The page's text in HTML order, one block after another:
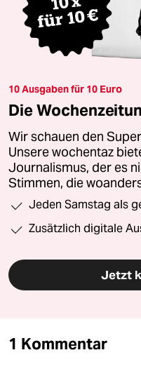
10 Ausgaben für 10 Euro
Die
Wir schauen den
Unsere wochentaz
Journalismus, der es
Stimmen, die
Jeden Samstag als
Zusätzlich digitale
Jetzt
1 Kommentar